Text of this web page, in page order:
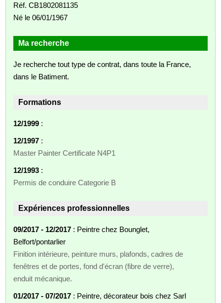
Réf. CB1802081135
Né le 06/01/1967
Ma recherche
Je recherche tout type de contrat, dans toute la France,
dans le Batiment.
Formations
12/1999 :
12/1997 :
Master Painter Certificate N4P1
12/1993 :
Permis de conduire Categorie B
Expériences professionnelles
09/2017 - 12/2017 : Peintre chez Bounglet,
Belfort/pontarlier
Finition intérieure, peinture murs, plafonds, cadres de
fenêtres et de portes, fond d'écran (fibre de verre),
enduit mécanique.
01/2017 - 07/2017 : Peintre, décorateur bois chez Sarl